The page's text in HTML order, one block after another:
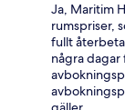
Ja, Maritim
rumspriser,
fullt
några